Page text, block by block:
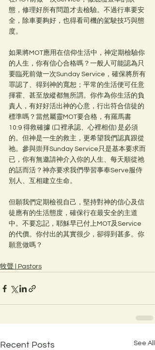
態，修理好所有問題才去檢驗。不過行車要安
全，除車要夠好，也得看司機的駕駛技巧與態
度。
如果將MOT應用在信仰生活中，神定期檢驗你
的人生，你有信心合格嗎？一般人可能認為只
要臨死前做一次Sunday Service，確保將所有
罪認了、得到神的寬恕；平常的生活便可任意
揮霍、甚至放縱都無所謂。你作為你生活的負
責人，有好好活出神的心意，行出符合信徒的
標準嗎？當然屬靈MOT要合格，有羅馬書
10:9 得救確據 (口裡承認、心裡相信) 是必須
的。但神是一生的救主，更希望我們認真跟從
祂。參與崇拜Sunday Service只是基本要求而
已，你有無邀請神介入你的人生、每天順從祂
的話而活？神亦要求我們學習事奉Serve服侍
別人、互相建立生命。
但願我們定期檢視自己，堅持對神的信心及信
徒應有的生活態度，確保行在最安全的主道
中。不要忘記，耶穌早已付上MOT及Service
的代價。你付出的其實很少，卻得到甚多。你
願意做嗎？
牧聲 | Pastors
Recent Posts See All